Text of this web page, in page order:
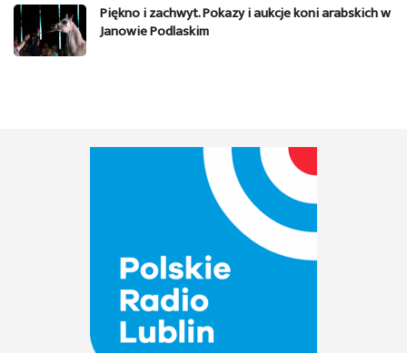
Piękno i zachwyt. Pokazy i aukcje koni arabskich w
Janowie Podlaskim